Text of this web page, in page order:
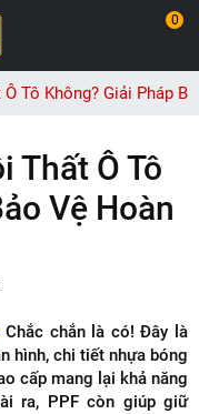
0
Tô Không? Giải Pháp
Thất Ô Tô
Vệ Hoàn
Chắc chắn là có! Đây là
hình, chi tiết nhựa bóng
cấp mang lại khả năng
ra, PPF còn giúp giữ